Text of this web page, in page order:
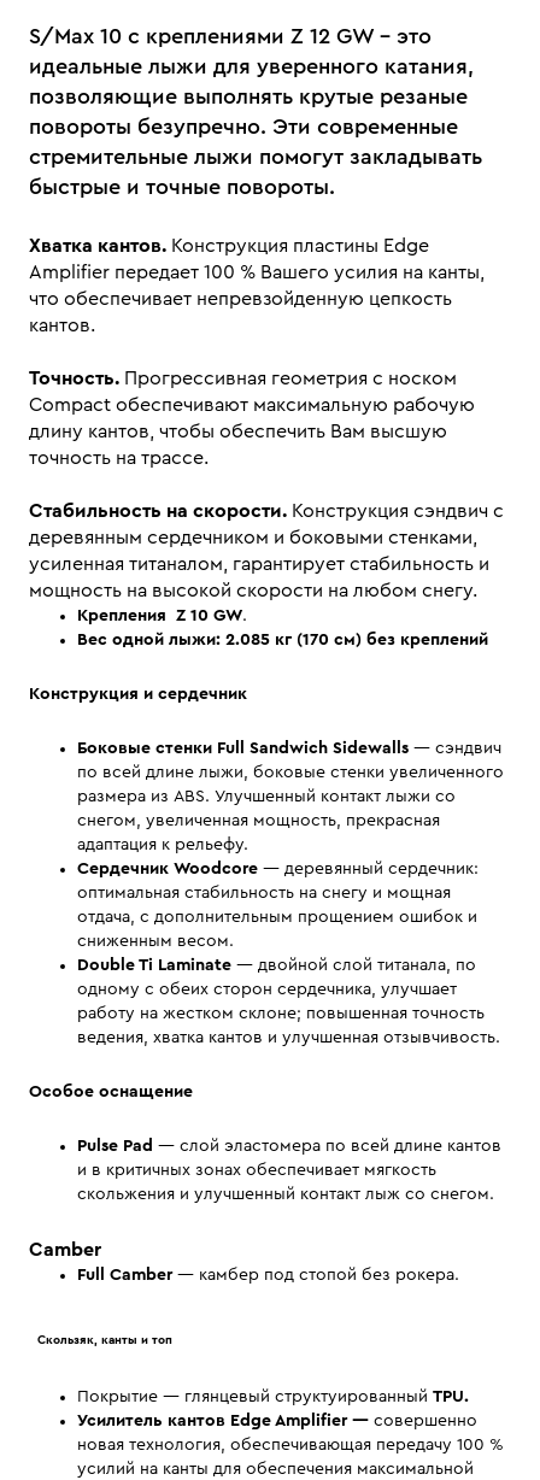
S/Max 10 с креплениями Z 12 GW - это
идеальные лыжи для уверенного катания,
позволяющие выполнять крутые резаные
повороты безупречно. Эти современные
стремительные лыжи помогут закладывать
быстрые и точные повороты.
Хватка кантов. Конструкция пластины Edge
Amplifier передает 100 % Вашего усилия на канты,
что обеспечивает непревзойденную цепкость
кантов.
Точность. Прогрессивная геометрия с носком
Compact обеспечивают максимальную рабочую
длину кантов, чтобы обеспечить Вам высшую
точность на трассе.
Стабильность на скорости. Конструкция сэндвич с
деревянным сердечником и боковыми стенками,
усиленная титаналом, гарантирует стабильность и
мощность на высокой скорости на любом снегу.
Крепления Z 10 GW.
Вес одной лыжи: 2.085 кг (170 см) без креплений
Конструкция и сердечник
Боковые стенки Full Sandwich Sidewalls — сэндвич
по всей длине лыжи, боковые стенки увеличенного
размера из ABS. Улучшенный контакт лыжи со
снегом, увеличенная мощность, прекрасная
адаптация к рельефу.
Cердечник Woodcore — деревянный сердечник:
оптимальная стабильность на снегу и мощная
отдача, с дополнительным прощением ошибок и
сниженным весом.
Double Ti Laminate — двойной слой титанала, по
одному с обеих сторон сердечника, улучшает
работу на жестком склоне; повышенная точность
ведения, хватка кантов и улучшенная отзывчивость.
Особое оснащение
Pulse Pad — слой эластомера по всей длине кантов
и в критичных зонах обеспечивает мягкость
скольжения и улучшенный контакт лыж со снегом.
Camber
Full Camber— камбер под стопой без рокера.
Скользяк, канты и топ
Покрытие — глянцевый структуированный TPU.
Усилитель кантов Edge Amplifier — совершенно
новая технология, обеспечивающая передачу 100 %
усилий на канты для обеспечения максимальной